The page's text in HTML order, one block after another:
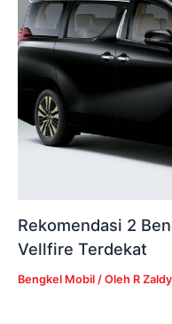
Rekomendasi 2
Vellfire Terdekat
Bengkel Mobil / Oleh R